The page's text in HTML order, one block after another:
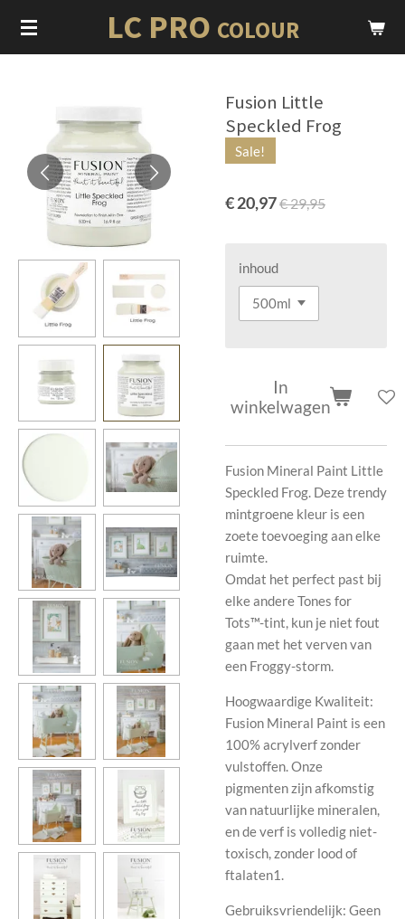
Ga
direct
LC PRO COLOUR
Fusion Little
Speckled Frog
Sale!
€ 20,97€ 29,95
inhoud
In
winkelwagen
Fusion Mineral Paint Little
Speckled Frog. Deze trendy
mintgroene kleur is een
zoete toevoeging aan elke
ruimte.
Omdat het perfect past bij
elke andere Tones for
Tots™-tint, kun je niet fout
gaan met het verven van
een Froggy-storm.
Hoogwaardige Kwaliteit:
Fusion Mineral Paint is een
100% acrylverf zonder
vulstoffen. Onze
pigmenten zijn afkomstig
van natuurlijke mineralen,
en de verf is volledig niet-
toxisch, zonder lood of
ftalaten1.
Gebruiksvriendelijk: Geen